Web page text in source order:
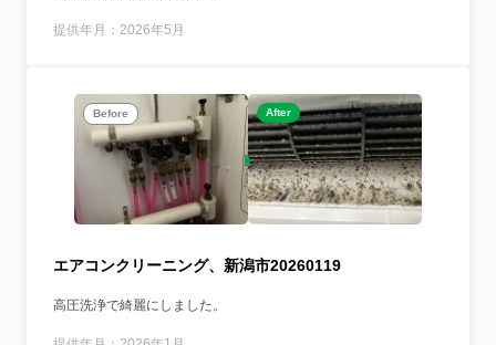
提供年月：2026年5月
Before After
エアコンクリーニング、新潟市20260119
高圧洗浄で綺麗にしました。